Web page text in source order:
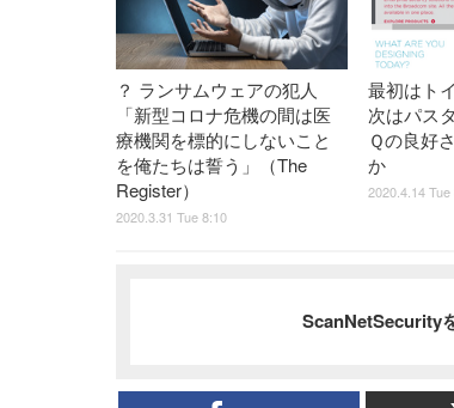
？ ランサムウェアの犯人
「新型コロナ危機の間は医
療機関を標的にしないこと
を俺たちは誓う」（The
Register）
2020.3.31 Tue 8:10
最初はト
次はパス
Ｑの良好
か
2020.4.14 Tue
ScanNetSecurity